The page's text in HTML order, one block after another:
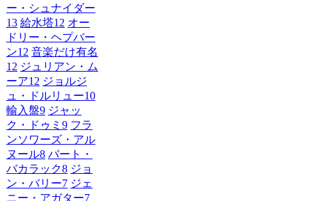
ー・シュナイダー
13 給水塔12 オー
ドリー・ヘプバー
ン12 音楽だけ有名
12 ジュリアン・ム
ーア12 ジョルジ
ュ・ドルリュー10
輸入盤9 ジャッ
ク・ドゥミ 9 フラ
ンソワーズ・アル
ヌール8 バート・
バカラック8 ジョ
ン・バリー7 ジェ
ニー・アガター7